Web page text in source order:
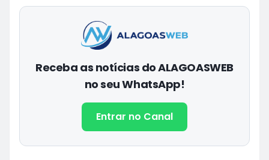
Receba as notícias do ALAGOASWEB
no seu WhatsApp!
Entrar no Canal